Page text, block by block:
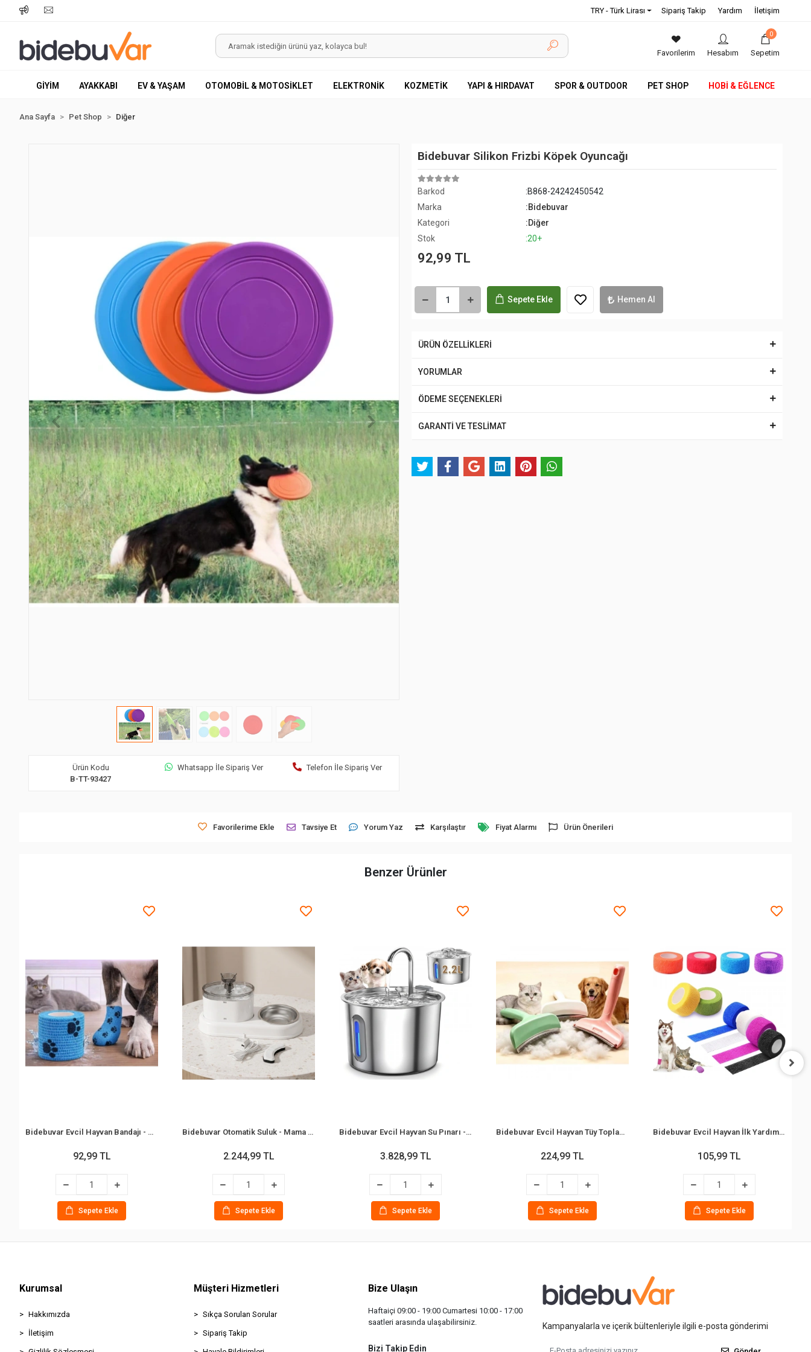
TRY - Türk Lirası Sipariş Takip Yardım İletişim
Favorilerim Hesabım
0
Sepetim
GİYİM AYAKKABI EV & YAŞAM OTOMOBİL & MOTOSİKLET ELEKTRONİK KOZMETİK YAPI & HIRDAVAT SPOR & OUTDOOR PET SHOP HOBİ & EĞLENCE
Ana Sayfa Pet Shop Diğer
Ürün Kodu
B-TT-93427
Whatsapp İle Sipariş Ver Telefon İle Sipariş Ver
Bidebuvar Silikon Frizbi Köpek Oyuncağı
Barkod
:B868-24242450542
Marka
:Bidebuvar
Kategori
:Diğer
Stok
:20+
92,99 TL
Sepete Ekle Hemen Al
ÜRÜN ÖZELLİKLERİ
YORUMLAR
ÖDEME SEÇENEKLERİ
GARANTİ VE TESLİMAT
Favorilerime Ekle Tavsiye Et Yorum Yaz Karşılaştır Fiyat Alarmı Ürün Önerileri
Benzer Ürünler
Bidebuvar Evcil Hayvan Bandajı - Pati Desenli - Esnek - Suya Dayanıklı - 7x4 cm
92,99 TL
Sepete Ekle
Bidebuvar Otomatik Suluk - Mama Kabı Hazneli - Evcil Hayvan Su Pınarı
2.244,99 TL
Sepete Ekle
Bidebuvar Evcil Hayvan Su Pınarı - Paslanmaz Çelik - 2.2 Litre Kapasite
3.828,99 TL
Sepete Ekle
Bidebuvar Evcil Hayvan Tüy Toplama Tarağı - Metal Uçlu - Paslanmaz Çelik
224,99 TL
Sepete Ekle
Bidebuvar Evcil Hayvan İlk Yardım Bandajı - Kendinden Yapışkanlı (5 cm x 4.5 m)
105,99 TL
Sepete Ekle
Kurumsal
Hakkımızda
İletişim
Müşteri Hizmetleri
Sıkça Sorulan Sorular
Sipariş Takip
Bize Ulaşın
Haftaiçi 09:00 - 19:00 Cumartesi 10:00 - 17:00
saatleri arasında ulaşabilirsiniz.
Bizi Takip Edin
Kampanyalarla ve içerik bültenleriyle ilgili e-posta gönderimi